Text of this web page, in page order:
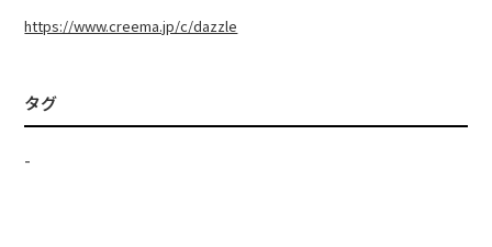
https://www.creema.jp/c/dazzle
タグ
-